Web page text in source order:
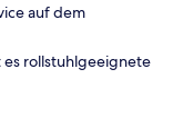
auf dem
rollstuhlgeeignete